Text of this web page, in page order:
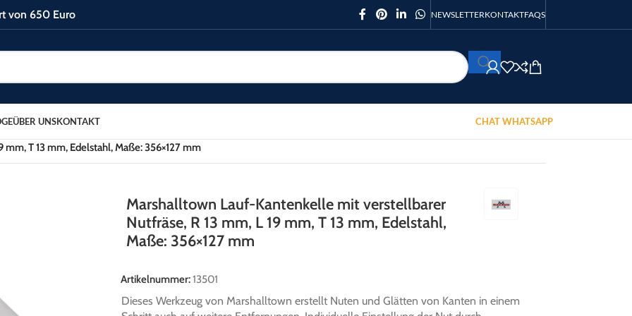
von 650 Euro NEWSLETTERKONTAKTFAQS
ÜBER UNSKONTAKT CHAT WHATSAPP
T 13 mm, Edelstahl, Maße: 356×127 mm
Marshalltown Lauf-Kantenkelle mit verstellbarer
Nutfräse, R 13 mm, L 19 mm, T 13 mm, Edelstahl,
Maße: 356×127 mm
Artikelnummer:13501
Dieses Werkzeug von Marshalltown erstellt Nuten und Glätten von Kanten in einem